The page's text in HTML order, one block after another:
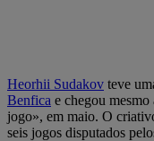
Heorhii Sudakov teve
Benfica e chegou
jogo», em maio. O
seis jogos disputados